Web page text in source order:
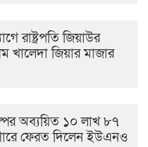
রাষ্ট্রপতি জিয়াউর
খালেদা জিয়ার মাজার
অব্যয়িত ১০ লাখ ৮৭
ফেরত দিলেন ইউএনও